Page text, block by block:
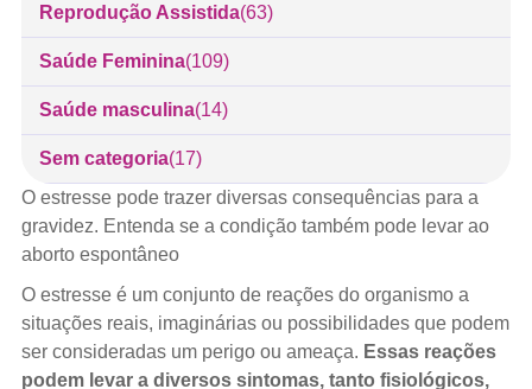
Reprodução Assistida(63)
Saúde Feminina(109)
Saúde masculina(14)
Sem categoria(17)
O estresse pode trazer diversas consequências para a
gravidez. Entenda se a condição também pode levar ao
aborto espontâneo
O estresse é um conjunto de reações do organismo a
situações reais, imaginárias ou possibilidades que podem
ser consideradas um perigo ou ameaça. Essas reações
podem levar a diversos sintomas, tanto fisiológicos,